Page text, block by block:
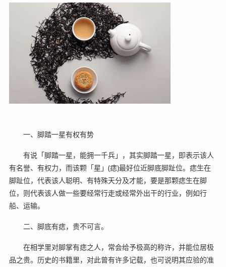
一、脚踏一星有权有势
有说「脚踏一星，能拥一千兵」，其实脚踏一星，即表示该人
有名誉、有权力，而该颗「星」(痣)最好位近脚底脚趾位。痣生在
脚趾位，代表该人聪明、有特殊天分及才能，要是那颗痣生在脚
位，则代表该人做一些要经常行走或经常外出干的行业，例如行
船、运输。
二、脚底有痣，贵不可言。
在相学里对脚掌有痣之人，常会给予极高的称许，并能位居极
品之贵。历史的书籍里，对此曾有许多记载，也可说明其应验的准